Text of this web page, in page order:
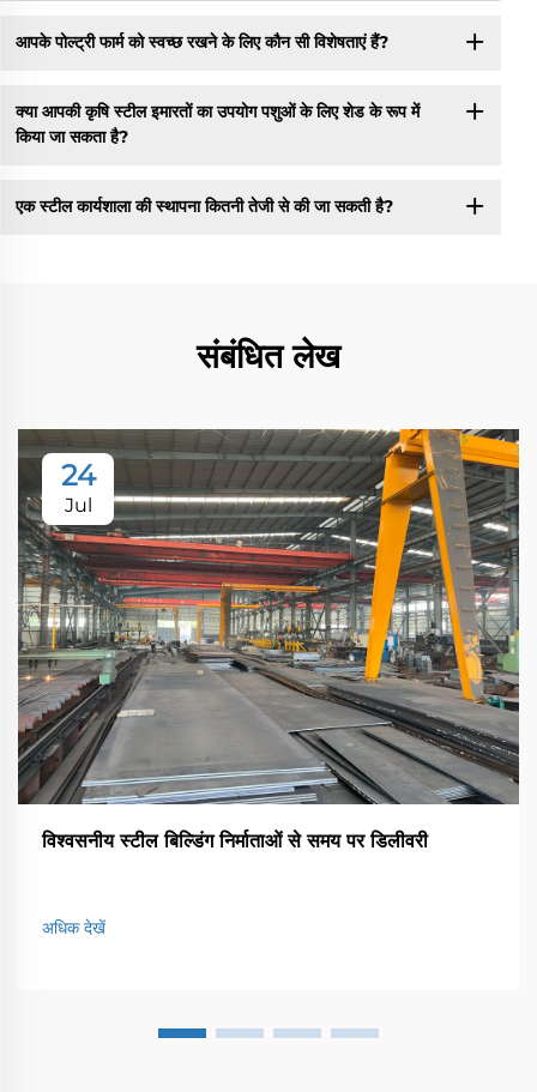
आपके पोल्ट्री फार्म को स्वच्छ रखने के लिए कौन सी विशेषताएं हैं?
क्या आपकी कृषि स्टील इमारतों का उपयोग पशुओं के लिए शेड के रूप में
किया जा सकता है?
एक स्टील कार्यशाला की स्थापना कितनी तेजी से की जा सकती है?
संबंधित लेख
24
Jul
विश्वसनीय स्टील बिल्डिंग निर्माताओं से समय पर डिलीवरी
अधिक देखें